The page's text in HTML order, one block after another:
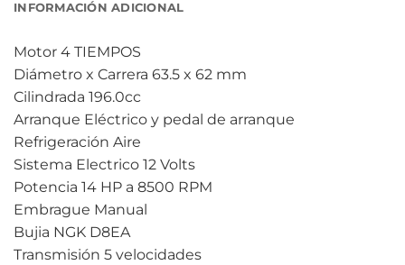
INFORMACIÓN ADICIONAL
Motor 4 TIEMPOS
Diámetro x Carrera 63.5 x 62 mm
Cilindrada 196.0cc
Arranque Eléctrico y pedal de arranque
Refrigeración Aire
Sistema Electrico 12 Volts
Potencia 14 HP a 8500 RPM
Embrague Manual
Bujia NGK D8EA
Transmisión 5 velocidades